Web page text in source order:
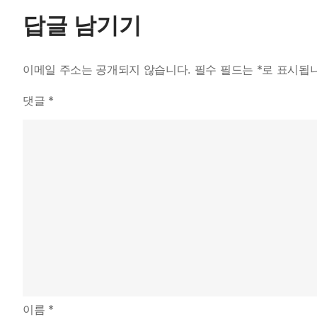
답글 남기기
이메일 주소는 공개되지 않습니다. 필수 필드는 *로 표시됩
댓글 *
이름 *